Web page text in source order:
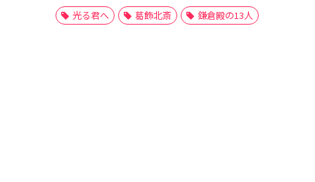
光る君へ
葛飾北斎 鎌倉殿の13人